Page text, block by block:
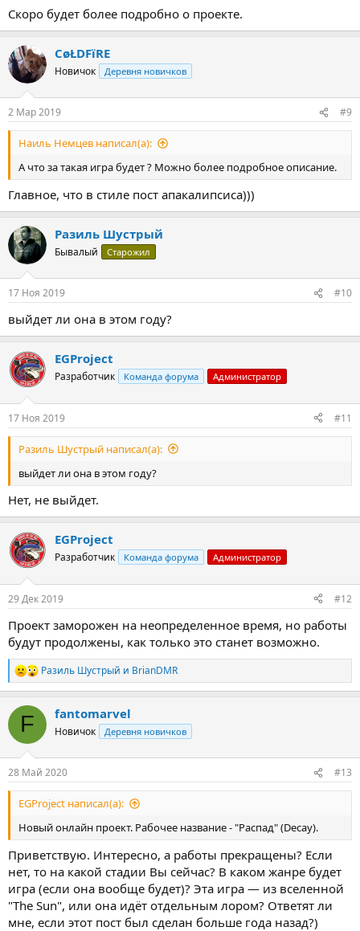
Скоро будет более подробно о проекте.
CøŁDFïRE
Новичок Деревня новичков
2 Мар 2019 #9
Наиль Немцев написал(а):
А что за такая игра будет ? Можно более подробное описание.
Главное, что в стиле пост апакалипсиса)))
Разиль Шустрый
Бывалый Старожил
17 Ноя 2019 #10
выйдет ли она в этом году?
EGProject
Разработчик Команда форума Администратор
17 Ноя 2019 #11
Разиль Шустрый написал(а):
выйдет ли она в этом году?
Нет, не выйдет.
EGProject
Разработчик Команда форума Администратор
29 Дек 2019 #12
Проект заморожен на неопределенное время, но работы
будут продолжены, как только это станет возможно.
Р
е
к
и
Разиль Шустрый и BrianDMR
F fantomarvel
Новичок Деревня новичков
28 Май 2020 #13
EGProject написал(а):
Новый онлайн проект. Рабочее название - "Распад" (Decay).
Приветствую. Интересно, а работы прекращены? Если
нет, то на какой стадии Вы сейчас? В каком жанре будет
игра (если она вообще будет)? Эта игра — из вселенной
"The Sun", или она идёт отдельным лором? Ответят ли
мне, если этот пост был сделан больше года назад?)